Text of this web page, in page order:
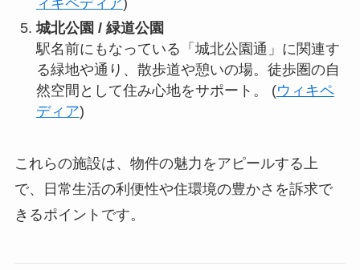
ィキペディア)
城北公園 / 緑道公園
駅名前にもなっている「城北公園通」に関連す
る緑地や通り、散歩道や憩いの場。徒歩圏の自
然空間として住み心地をサポート。 (ウィキペ
ディア)
これらの施設は、物件の魅力をアピールする上
で、日常生活の利便性や住環境の豊かさを訴求で
きるポイントです。